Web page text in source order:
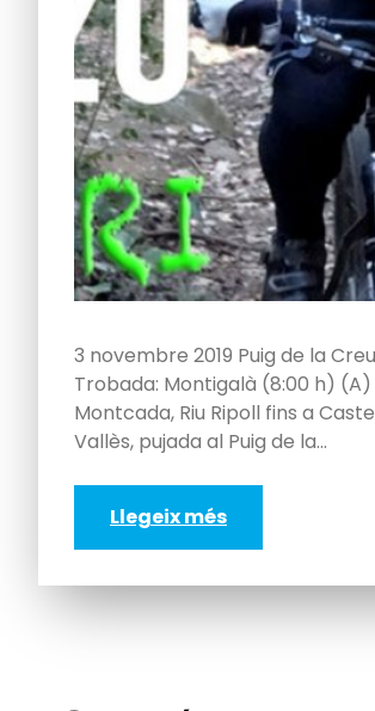
3 novembre 2019 Puig de la
Trobada: Montigalà (8:00 h) (A)
Montcada, Riu Ripoll fins a
Vallès, pujada al Puig de la…
Llegeix més